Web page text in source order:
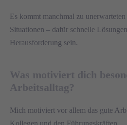
Es kommt manchmal zu
Situationen – dafür schnelle
Herausforderung sein.
Was motiviert dich
Arbeitsalltag?
Mich motiviert vor allem das gute
Kollegen und den Führungskräften.